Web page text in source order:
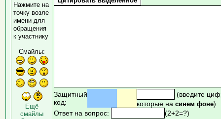
Нажмите на
точку возле
имени для
обращения
к участнику
Смайлы:
Ещё
смайлы
Защитный
код:
(введите
которые на синем фоне)
Ответ на вопрос:
(2+2=?)